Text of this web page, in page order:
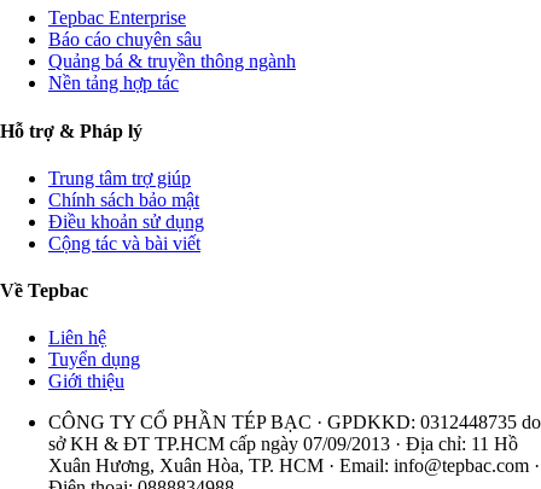
Tepbac Enterprise
Báo cáo chuyên sâu
Quảng bá & truyền thông ngành
Nền tảng hợp tác
Hỗ trợ & Pháp lý
Trung tâm trợ giúp
Chính sách bảo mật
Điều khoản sử dụng
Cộng tác và bài viết
Về Tepbac
Liên hệ
Tuyển dụng
Giới thiệu
CÔNG TY CỔ PHẦN TÉP BẠC · GPDKKD: 0312448735 do
sở KH & ĐT TP.HCM cấp ngày 07/09/2013 · Địa chỉ: 11 Hồ
Xuân Hương, Xuân Hòa, TP. HCM · Email: info@tepbac.com ·